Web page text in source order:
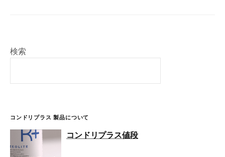
検索
コンドリプラス 製品について
コンドリプラス値段